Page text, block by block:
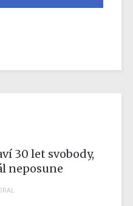
30 let svobody,
neposune